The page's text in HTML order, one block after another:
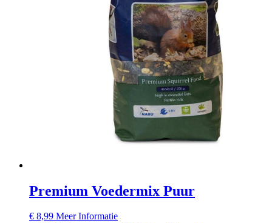
Premium Voedermix Puur
€ 8,99 Meer Informatie